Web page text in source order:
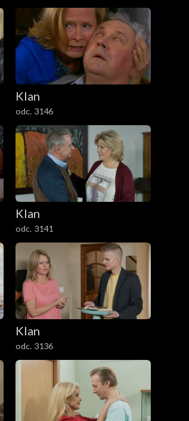
Klan
odc. 3146
Klan
odc. 3141
Klan
odc. 3136